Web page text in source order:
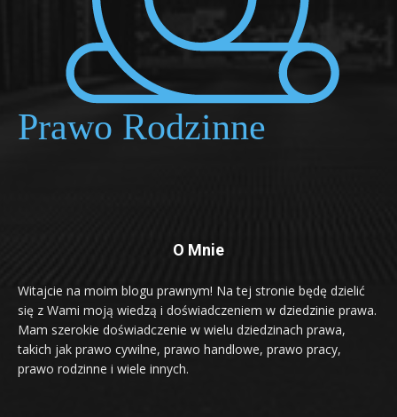
O Mnie
Witajcie na moim blogu prawnym! Na tej stronie będę dzielić
się z Wami moją wiedzą i doświadczeniem w dziedzinie prawa.
Mam szerokie doświadczenie w wielu dziedzinach prawa,
takich jak prawo cywilne, prawo handlowe, prawo pracy,
prawo rodzinne i wiele innych.